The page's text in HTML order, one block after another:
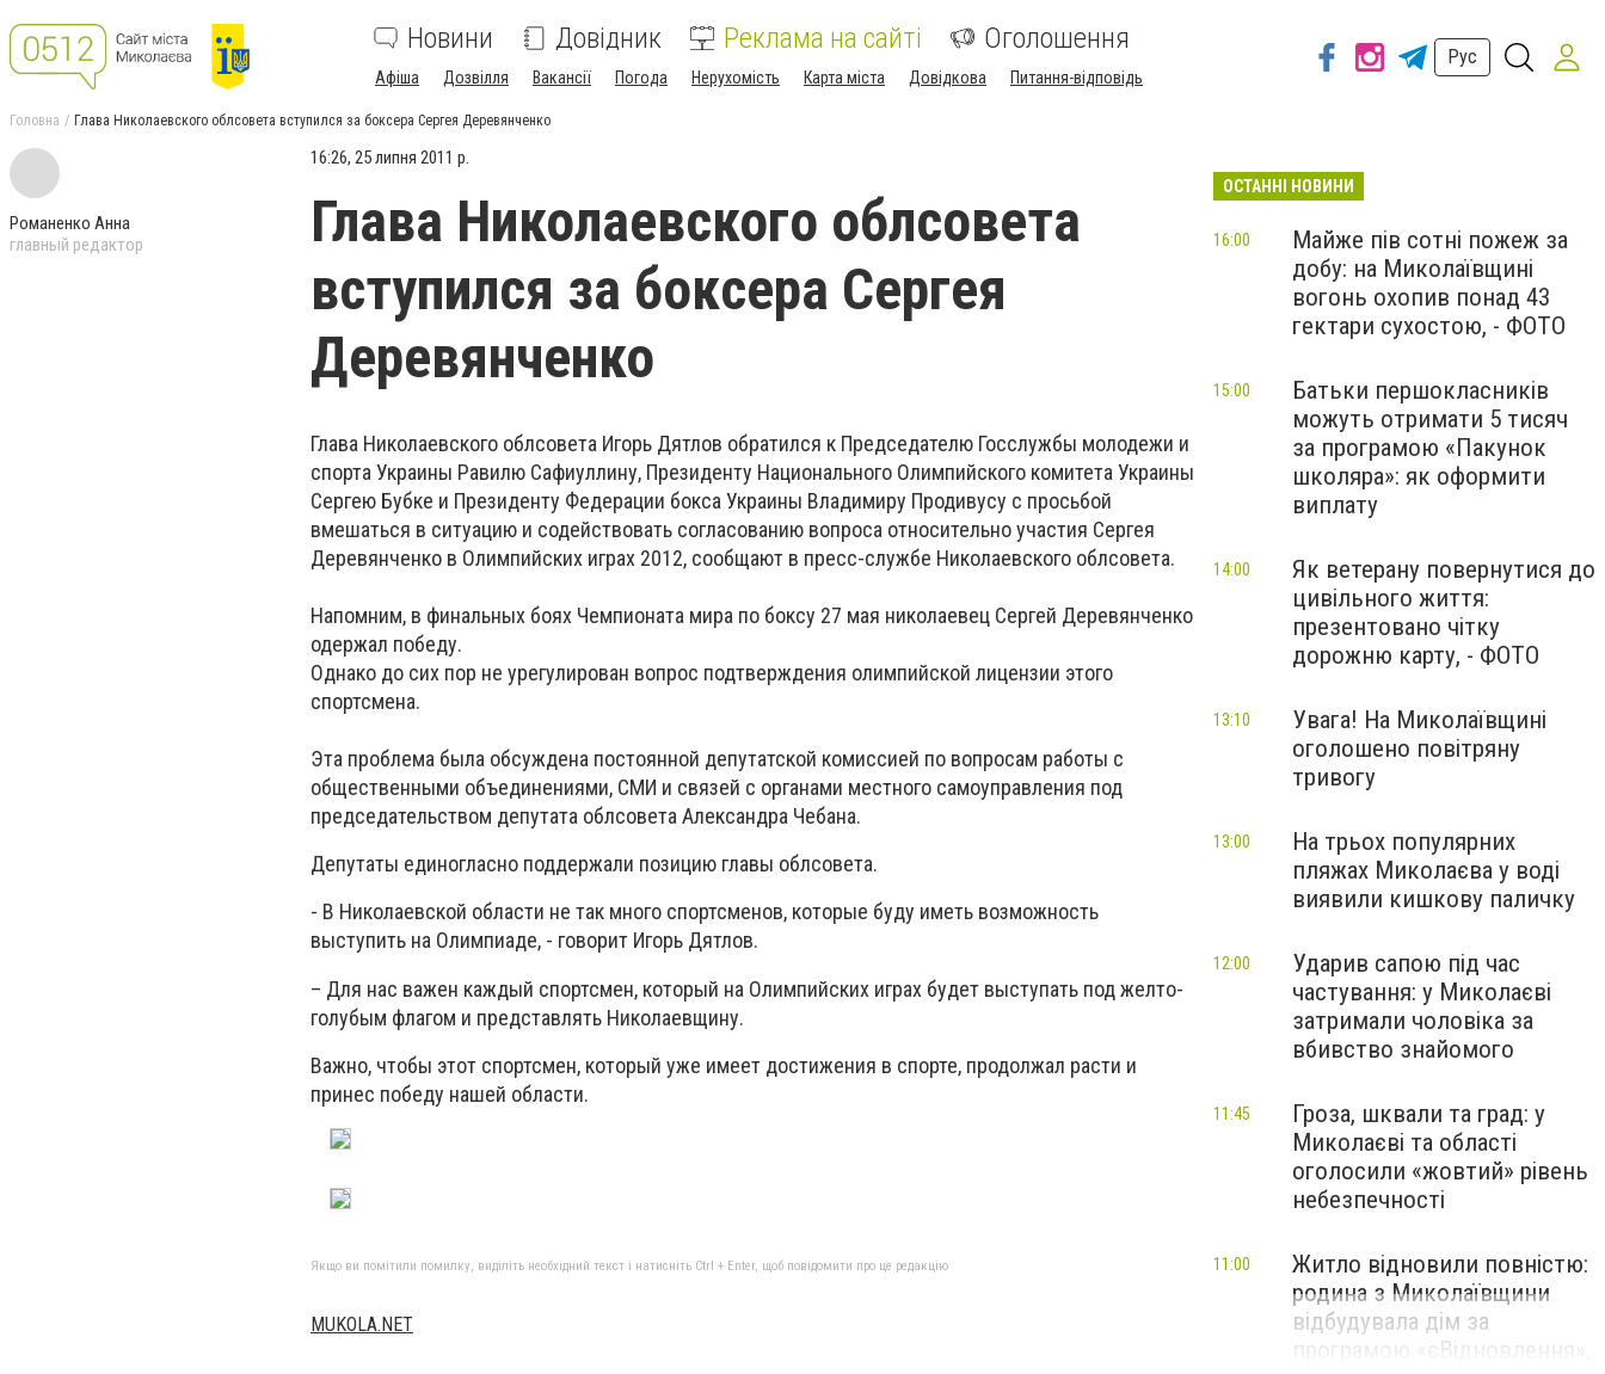
Новини Довідник Реклама на сайті Оголошення
Афіша Дозвілля Вакансії Погода Нерухомість Карта міста Довідкова Питання-відповідь
Рус
Головна Глава Николаевского облсовета вступился за боксера Сергея Деревянченко
Романенко Анна
главный редактор
16:26, 25 липня 2011 р.
Глава Николаевского облсовета
вступился за боксера Сергея
Деревянченко
Глава Николаевского облсовета Игорь Дятлов обратился к Председателю Госслужбы молодежи и
спорта Украины Равилю Сафиуллину, Президенту Национального Олимпийского комитета Украины
Сергею Бубке и Президенту Федерации бокса Украины Владимиру Продивусу с просьбой
вмешаться в ситуацию и содействовать согласованию вопроса относительно участия Сергея
Деревянченко в Олимпийских играх 2012, сообщают в пресс-службе Николаевского облсовета.
Напомним, в финальных боях Чемпионата мира по боксу 27 мая николаевец Сергей Деревянченко
одержал победу.
Однако до сих пор не урегулирован вопрос подтверждения олимпийской лицензии этого
спортсмена.
Эта проблема была обсуждена постоянной депутатской комиссией по вопросам работы с
общественными объединениями, СМИ и связей с органами местного самоуправления под
председательством депутата облсовета Александра Чебана.
Депутаты единогласно поддержали позицию главы облсовета.
- В Николаевской области не так много спортсменов, которые буду иметь возможность
выступить на Олимпиаде, - говорит Игорь Дятлов.
– Для нас важен каждый спортсмен, который на Олимпийских играх будет выступать под желто-
голубым флагом и представлять Николаевщину.
Важно, чтобы этот спортсмен, который уже имеет достижения в спорте, продолжал расти и
принес победу нашей области.
Якщо ви помітили помилку, виділіть необхідний текст і натисніть Ctrl + Enter, щоб повідомити про це редакцію
МUKOLA.NET
ОСТАННІ НОВИНИ
Майже пів сотні пожеж за
добу: на Миколаївщині
вогонь охопив понад 43
гектари сухостою, - ФОТО
16:00
Батьки першокласників
можуть отримати 5 тисяч
за програмою «Пакунок
школяра»: як оформити
виплату
15:00
Як ветерану повернутися до
цивільного життя:
презентовано чітку
дорожню карту, - ФОТО
14:00
Увага! На Миколаївщині
оголошено повітряну
тривогу
13:10
На трьох популярних
пляжах Миколаєва у воді
виявили кишкову паличку
13:00
Ударив сапою під час
частування: у Миколаєві
затримали чоловіка за
вбивство знайомого
12:00
Гроза, шквали та град: у
Миколаєві та області
оголосили «жовтий» рівень
небезпечності
11:45
Житло відновили повністю:
родина з Миколаївщини
відбудувала дім за
програмою «єВідновлення»,
11:00